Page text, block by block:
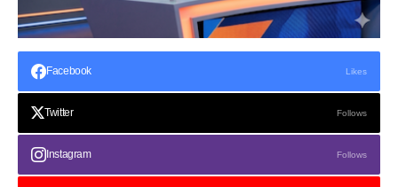
Facebook Likes
Twitter Follows
Instagram Follows